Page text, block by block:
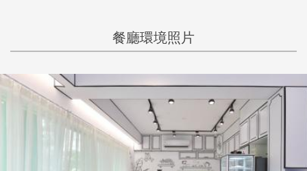
餐廳環境照片